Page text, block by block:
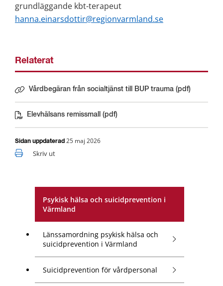
Psykisk hälsa och suicidprevention i
Värmland
Länssamordning psykisk hälsa och
suicidprevention i Värmland
Suicidprevention för vårdpersonal
grundläggande kbt-terapeut
hanna.einarsdottir@regionvarmland.se
Relaterat
Vårdbegäran från socialtjänst till BUP trauma (pdf)
Länk till annan webbplats.
Elevhälsans remissmall (pdf)
Pdf, 244 kB.
Sidan uppdaterad 25 maj 2026
Skriv ut